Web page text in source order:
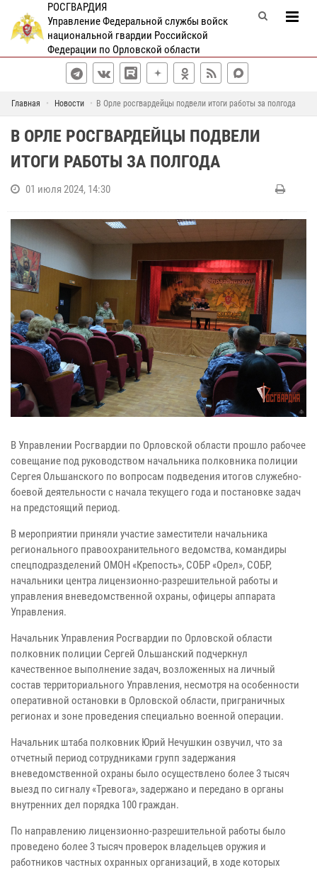
РОСГВАРДИЯ
Управление Федеральной службы войск
национальной гвардии Российской
Федерации по Орловской области
Главная Новости В Орле росгвардейцы подвели итоги работы за полгода
В ОРЛЕ РОСГВАРДЕЙЦЫ ПОДВЕЛИ
ИТОГИ РАБОТЫ ЗА ПОЛГОДА
01 июля 2024, 14:30
В Управлении Росгвардии по Орловской области прошло рабочее
совещание под руководством начальника полковника полиции
Сергея Ольшанского по вопросам подведения итогов служебно-
боевой деятельности с начала текущего года и постановке задач
на предстоящий период.
В мероприятии приняли участие заместители начальника
регионального правоохранительного ведомства, командиры
спецподразделений ОМОН «Крепость», СОБР «Орел», СОБР,
начальники центра лицензионно-разрешительной работы и
управления вневедомственной охраны, офицеры аппарата
Управления.
Начальник Управления Росгвардии по Орловской области
полковник полиции Сергей Ольшанский подчеркнул
качественное выполнение задач, возложенных на личный
состав территориального Управления, несмотря на особенности
оперативной остановки в Орловской области, приграничных
регионах и зоне проведения специально военной операции.
Начальник штаба полковник Юрий Нечушкин озвучил, что за
отчетный период сотрудниками групп задержания
вневедомственной охраны было осуществлено более 3 тысяч
выезд по сигналу «Тревога», задержано и передано в органы
внутренних дел порядка 100 граждан.
По направлению лицензионно-разрешительной работы было
проведено более 3 тысяч проверок владельцев оружия и
работников частных охранных организаций, в ходе которых